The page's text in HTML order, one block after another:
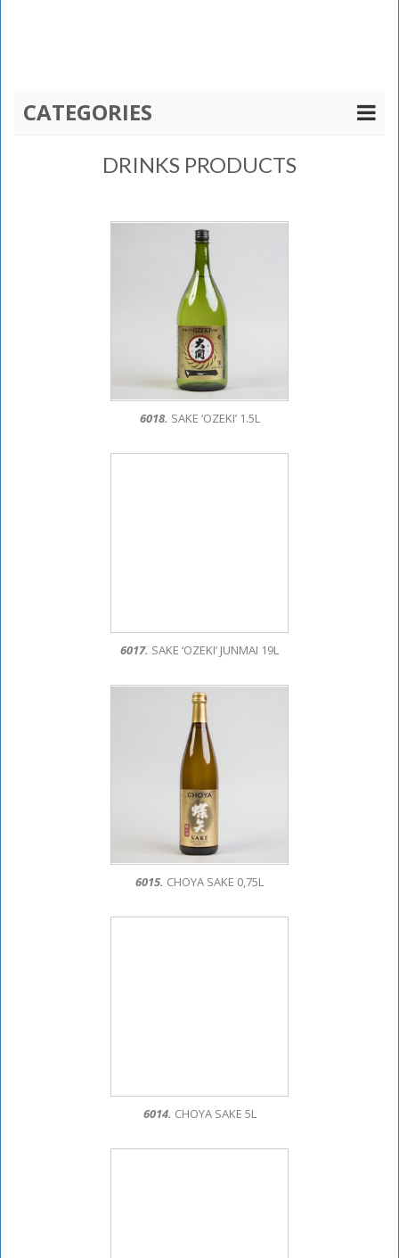
CATEGORIES
DRINKS PRODUCTS
6018. SAKE ‘OZEKI’ 1.5L
6017. SAKE ‘OZEKI’ JUNMAI 19L
6015. CHOYA SAKE 0,75L
6014. CHOYA SAKE 5L